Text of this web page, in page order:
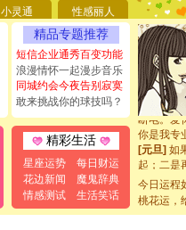
小灵通 性感丽人
精品专题推荐
短信企业通秀百变功能
浪漫情怀一起漫步音乐
同城约会今夜告别寂寞
敢来挑战你的球技吗？
精彩生活
星座运势
每日财运
花边新闻
魔鬼辞典
情感测试
生活笑话
要平安
[圣诞节]
能正大光
都要快乐
[圣诞节]
如意,快
[元旦]看
断电。爱
你是我专
[元旦]如
起；二是
[元旦]当
泣，这痛
今日运程
桃花运，